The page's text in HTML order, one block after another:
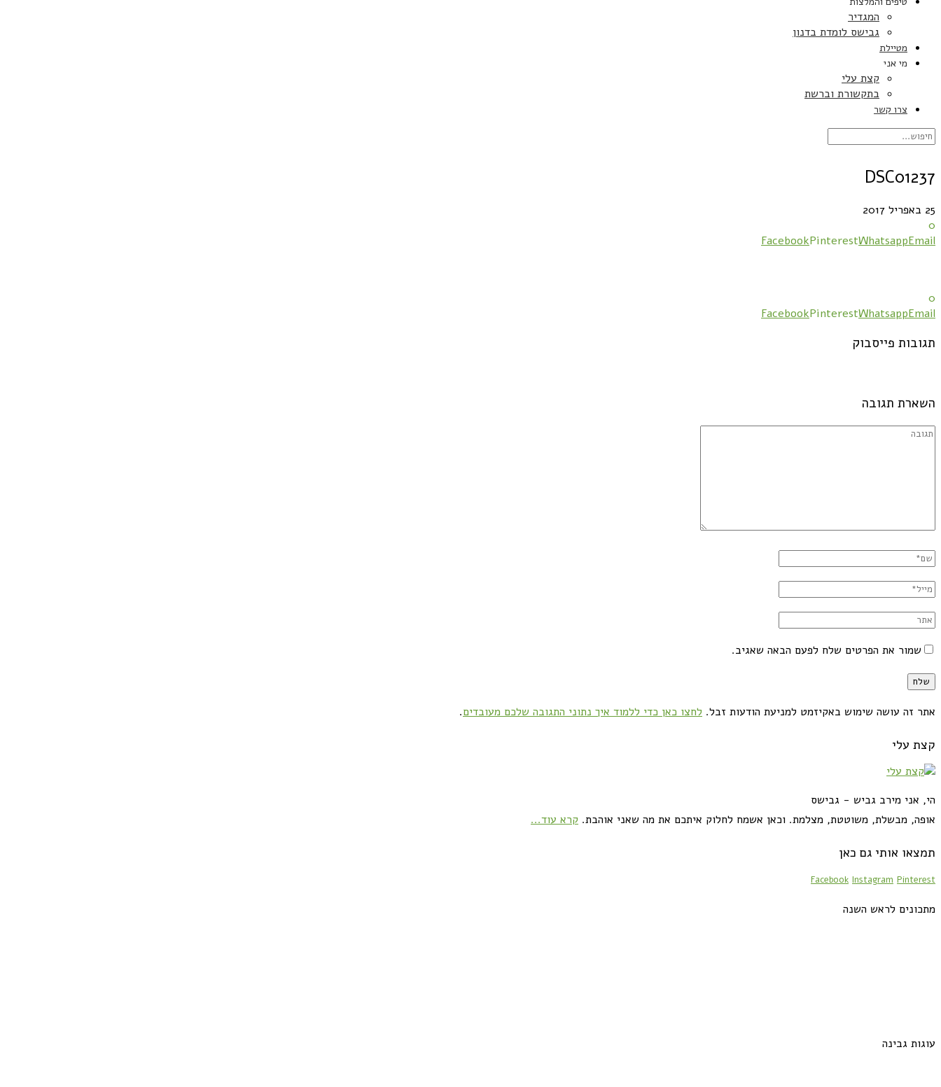
המגדיר
גבישס לומדת בדנון
מטיילת
מי אני
קצת עלי
בתקשורת וברשת
צרו קשר
DSC01237
25 באפריל 2017
0
FacebookPinterestWhatsappEmail
0
FacebookPinterestWhatsappEmail
תגובות פייסבוק
השארת תגובה
שמור את הפרטים שלח לפעם הבאה שאגיב.
אתר זה עושה שימוש באקיזמט למניעת הודעות זבל. לחצו כאן כדי ללמוד איך נתוני התגובה שלכם מעובדים.
קצת עלי
הי, אני מירב גביש - גבישס
אופה, מבשלת, משוטטת, מצלמת. וכאן אשמח לחלוק איתכם את מה שאני אוהבת. קרא עוד...
תמצאו אותי גם כאן
Facebook Instagram Pinterest
מתכונים לראש השנה
עוגות גבינה